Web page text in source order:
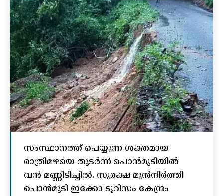
സംസ്ഥാനത്ത് പെയ്യുന്ന ശക്തമായ
രാത്രിമഴയെ തുടർന്ന് പൊൻമുടിയില്‍
വൻ മണ്ണിടിച്ചില്‍. സുരക്ഷ മുൻനിർത്തി
പൊൻമുടി ഇക്കോ ടൂറിസം കേന്ദ്രം